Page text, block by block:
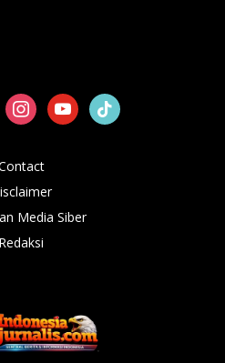
instagramyoutubetiktok
Media Siber
Redaksi